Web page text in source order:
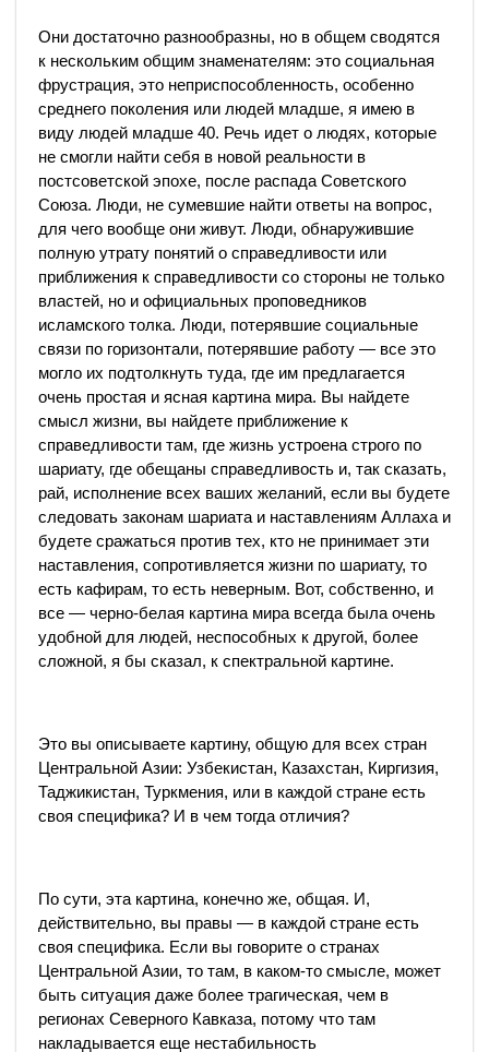
Они достаточно разнообразны, но в общем сводятся
к нескольким общим знаменателям: это социальная
фрустрация, это неприспособленность, особенно
среднего поколения или людей младше, я имею в
виду людей младше 40. Речь идет о людях, которые
не смогли найти себя в новой реальности в
постсоветской эпохе, после распада Советского
Союза. Люди, не сумевшие найти ответы на вопрос,
для чего вообще они живут. Люди, обнаружившие
полную утрату понятий о справедливости или
приближения к справедливости со стороны не только
властей, но и официальных проповедников
исламского толка. Люди, потерявшие социальные
связи по горизонтали, потерявшие работу — все это
могло их подтолкнуть туда, где им предлагается
очень простая и ясная картина мира. Вы найдете
смысл жизни, вы найдете приближение к
справедливости там, где жизнь устроена строго по
шариату, где обещаны справедливость и, так сказать,
рай, исполнение всех ваших желаний, если вы будете
следовать законам шариата и наставлениям Аллаха и
будете сражаться против тех, кто не принимает эти
наставления, сопротивляется жизни по шариату, то
есть кафирам, то есть неверным. Вот, собственно, и
все — черно-белая картина мира всегда была очень
удобной для людей, неспособных к другой, более
сложной, я бы сказал, к спектральной картине.
Это вы описываете картину, общую для всех стран
Центральной Азии: Узбекистан, Казахстан, Киргизия,
Таджикистан, Туркмения, или в каждой стране есть
своя специфика? И в чем тогда отличия?
По сути, эта картина, конечно же, общая. И,
действительно, вы правы — в каждой стране есть
своя специфика. Если вы говорите о странах
Центральной Азии, то там, в каком-то смысле, может
быть ситуация даже более трагическая, чем в
регионах Северного Кавказа, потому что там
накладывается еще нестабильность